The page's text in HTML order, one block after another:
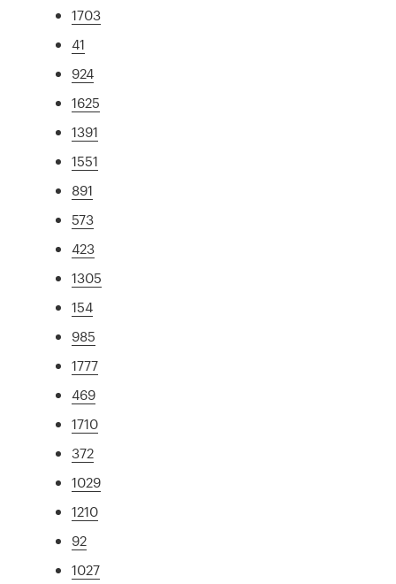
1703
41
924
1625
1391
1551
891
573
423
1305
154
985
1777
469
1710
372
1029
1210
92
1027